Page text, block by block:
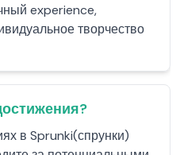
experience,
творчество
в Sprunki(спрунки)